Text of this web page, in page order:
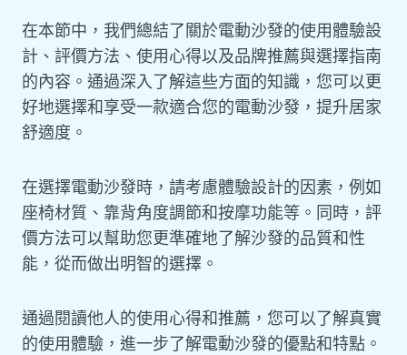
在本節中，我們總結了關於電動沙發的使用體驗設
計、評價方法、使用心得以及品牌推薦與選擇指南
的內容。通過深入了解這些方面的知識，您可以更
好地選擇和享受一款適合您的電動沙發，提升居家
舒適度。
在選擇電動沙發時，請考慮體驗設計的因素，例如
座椅材質、靠背角度調節和按摩功能等。同時，評
價方法可以幫助您更準確地了解沙發的品質和性
能，從而做出明智的選擇。
通過閱讀他人的使用心得和推薦，您可以了解真實
的使用體驗，進一步了解電動沙發的優點和特點。